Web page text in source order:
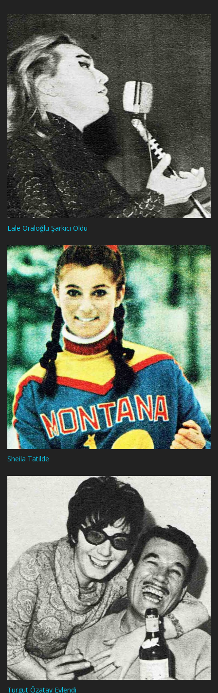
Lale Oraloğlu Şarkıcı Oldu
Sheila Tatilde
Turgut Özatay Evlendi